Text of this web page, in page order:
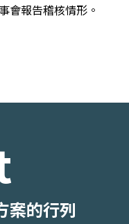
會報告稽核情形。
案的行列